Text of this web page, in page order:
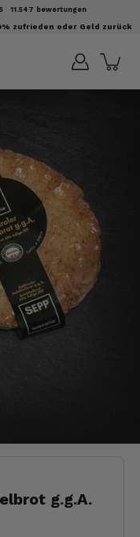
11.547 bewertungen
zufrieden oder Geld zurück
g.g.A.